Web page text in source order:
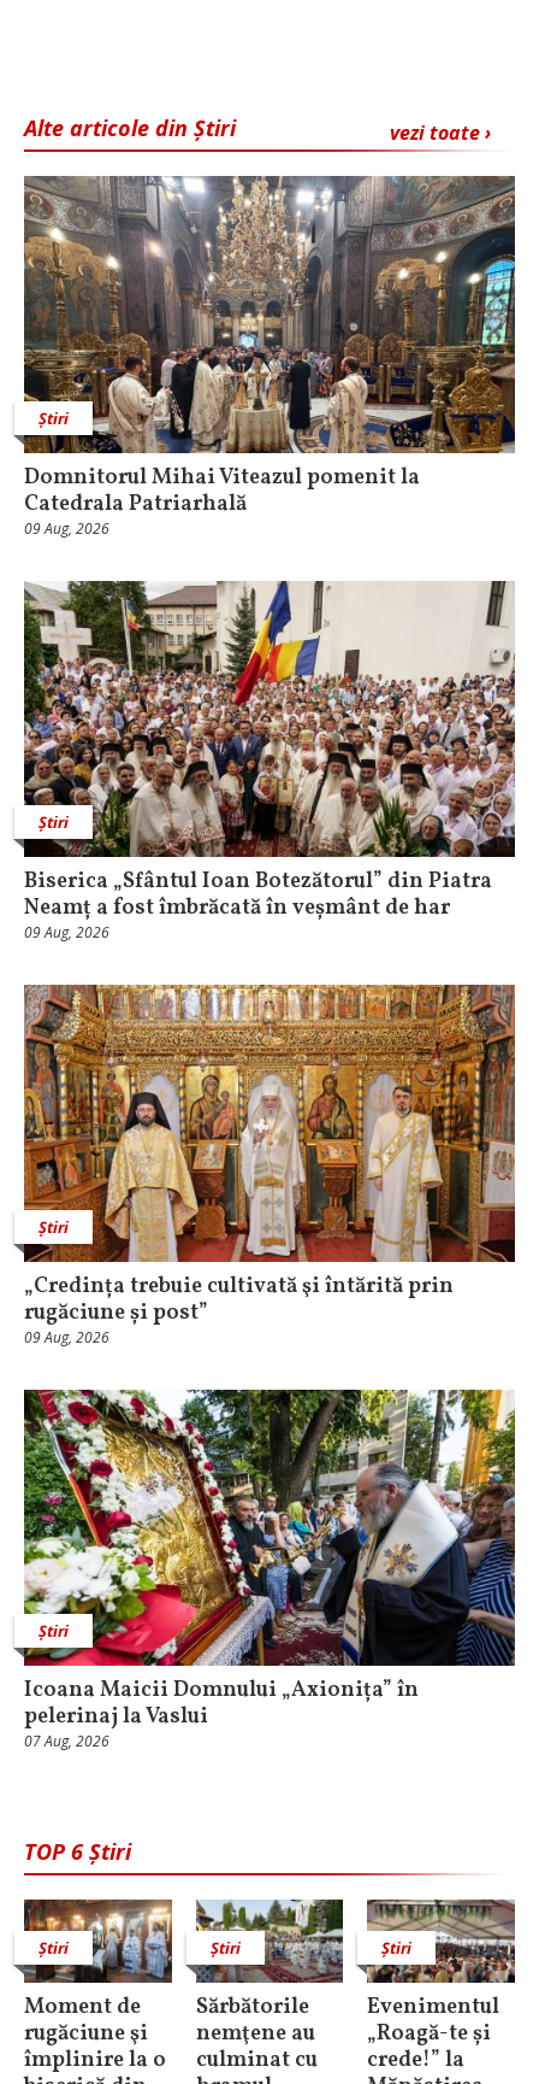
vezi toate ›
Alte articole din Știri
Știri
Domnitorul Mihai Viteazul pomenit la
Catedrala Patriarhală
09 Aug, 2026
Știri
Biserica „Sfântul Ioan Botezătorul” din Piatra
Neamț a fost îmbrăcată în veșmânt de har
09 Aug, 2026
Știri
„Credința trebuie cultivată şi întărită prin
rugăciune și post”
09 Aug, 2026
Știri
Icoana Maicii Domnului „Axionița” în
pelerinaj la Vaslui
07 Aug, 2026
TOP 6 Știri
Știri
Moment de
rugăciune şi
împlinire la o
Știri
Sărbătorile
nemţene au
culminat cu
Știri
Evenimentul
„Roagă-te și
crede!” la